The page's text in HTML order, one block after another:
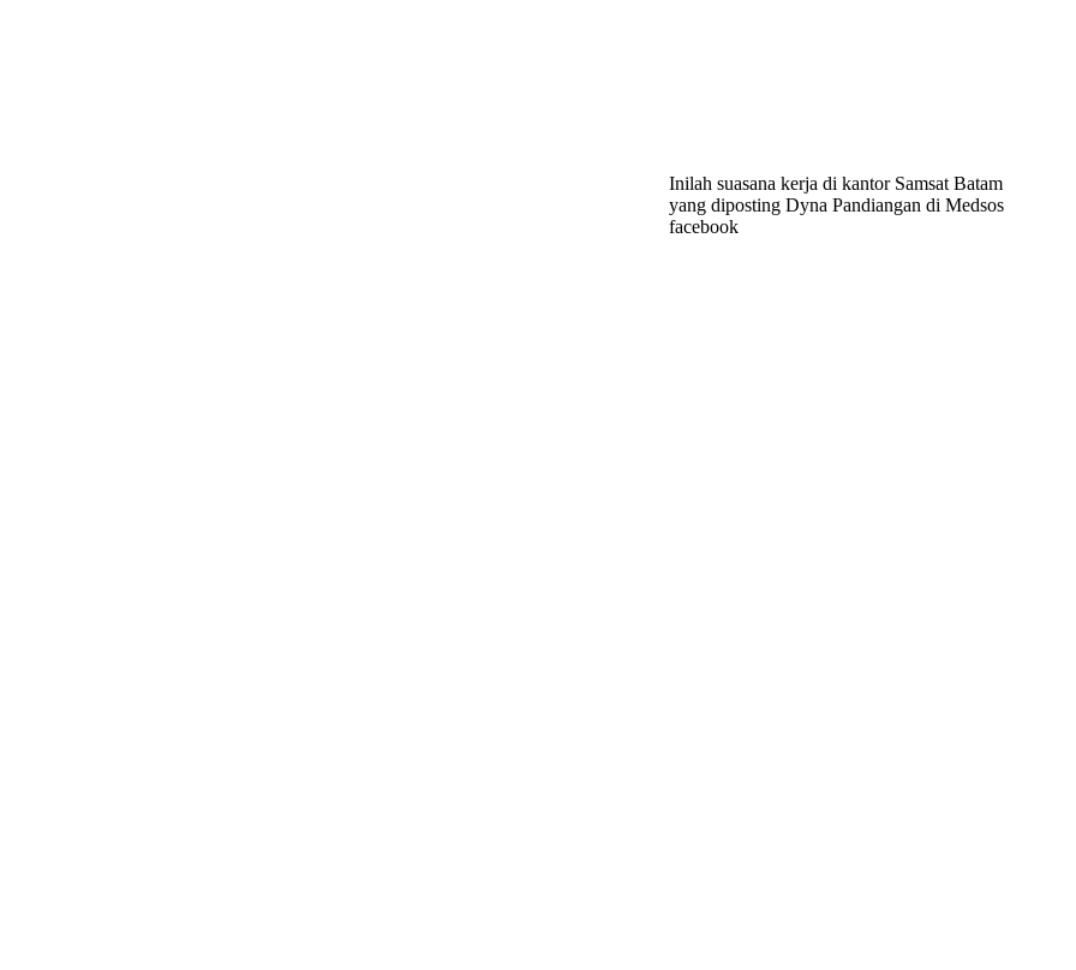
Inilah suasana kerja di kantor Samsat Batam
yang diposting Dyna Pandiangan di Medsos
facebook